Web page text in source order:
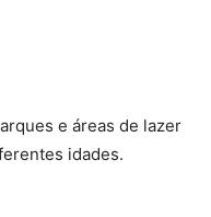
e áreas de lazer
idades.